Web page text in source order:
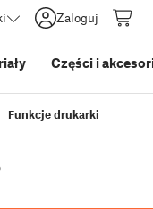
Zaloguj
Części i
Funkcje drukarki